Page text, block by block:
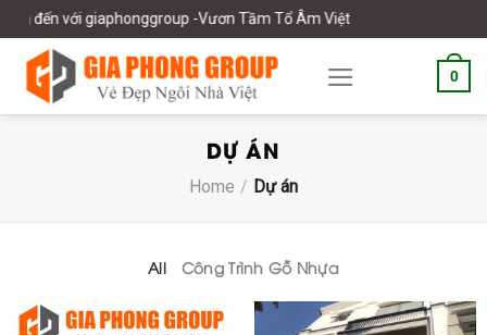
Skip
to
content
với giaphonggroup -Vươn Tầm Tổ Âm Việt
0
DỰ ÁN
Home / Dự án
All Công Trình Gỗ Nhựa